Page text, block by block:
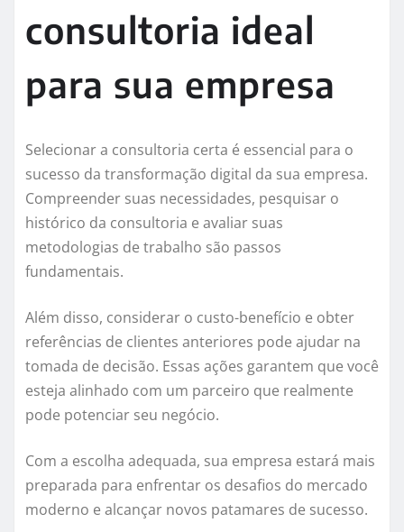
consultoria ideal
para sua empresa
Selecionar a consultoria certa é essencial para o
sucesso da transformação digital da sua empresa.
Compreender suas necessidades, pesquisar o
histórico da consultoria e avaliar suas
metodologias de trabalho são passos
fundamentais.
Além disso, considerar o custo-benefício e obter
referências de clientes anteriores pode ajudar na
tomada de decisão. Essas ações garantem que você
esteja alinhado com um parceiro que realmente
pode potenciar seu negócio.
Com a escolha adequada, sua empresa estará mais
preparada para enfrentar os desafios do mercado
moderno e alcançar novos patamares de sucesso.